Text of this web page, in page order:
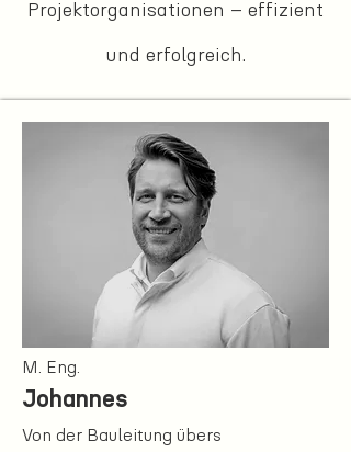
Projektorganisationen – effizient
und erfolgreich.
M. Eng.
Johannes
Von der Bauleitung übers